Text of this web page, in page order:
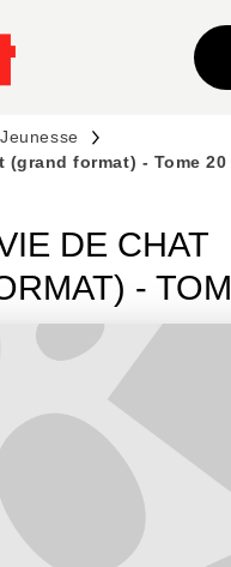
CONTENU
(grand format) - Tome 20
DE CHAT
-